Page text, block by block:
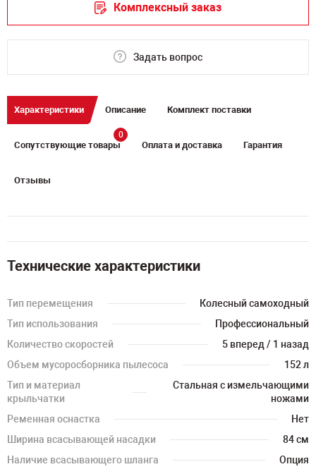
Комплексный заказ
Задать вопрос
Характеристики Описание Комплект поставки
Сопутствующие товары
0
Оплата и доставка Гарантия
Отзывы
Технические характеристики
Тип перемещения
Колесный самоходный
Тип использования
Профессиональный
Количество скоростей
5 вперед / 1 назад
Объем мусоросборника пылесоса
152 л
Тип и материал
крыльчатки
Стальная с измельчающими
ножами
Ременная оснастка
Нет
Ширина всасывающей насадки
84 см
Наличие всасывающего шланга
Опция